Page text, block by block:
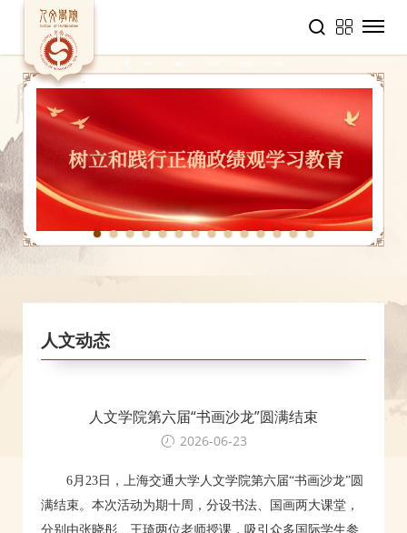
4 5 6 7 8 9 10 11 12 13 14
人文动态
人文学院第六届“书画沙龙”圆满结束
2026-06-23
6月23日，上海交通大学人文学院第六届“书画沙龙”圆
满结束。本次活动为期十周，分设书法、国画两大课堂，
分别由张晓彤、王琦两位老师授课，吸引众多国际学生参